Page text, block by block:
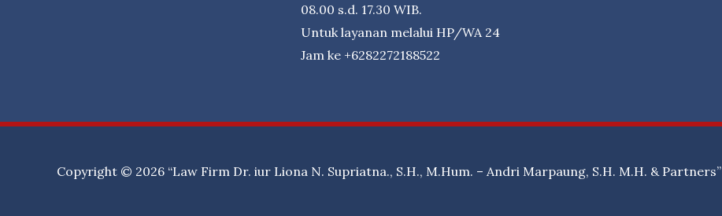
08.00 s.d. 17.30 WIB.
Untuk layanan melalui HP/WA 24
Jam ke +6282272188522
Copyright © 2026 “Law Firm Dr. iur Liona N. Supriatna., S.H., M.Hum. – Andri Marpaung, S.H. M.H. & Partners”